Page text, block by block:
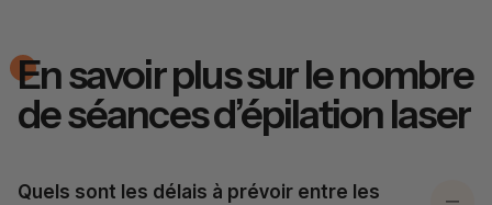
En savoir plus sur le nombre
de séances d’épilation laser
Quels sont les délais à prévoir entre les